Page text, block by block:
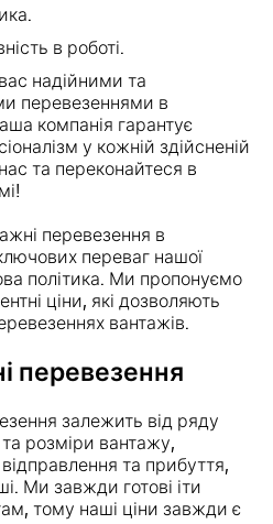
в роботі.
надійними та
перевезеннями в
компанія гарантує
у кожній здійсненій
та переконайтеся в
перевезення в
переваг нашої
політика. Ми пропонуємо
ціни, які дозволяють
вантажів.
перевезення
залежить від ряду
розміри вантажу,
та прибуття,
Ми завжди готові іти
тому наші ціни завжди є